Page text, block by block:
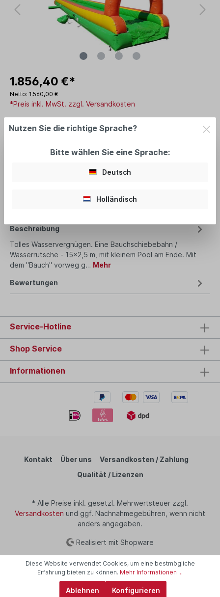
1.856,40 €*
Netto: 1.560,00 €
*Preis inkl. MwSt. zzgl. Versandkosten
In den Warenkorb
Beschreibung
Tolles Wasservergnügen. Eine Bauchschiebebahn /
Wasserrutsche - 15x2,5 m, mit kleinem Pool am Ende. Mit
dem "Bauch" vorweg g… Mehr
Bewertungen
Service-Hotline
Shop Service
Informationen
Kontakt Über uns
Versandkosten / Zahlung
Qualität / Lizenzen
* Alle Preise inkl. gesetzl. Mehrwertsteuer zzgl.
Versandkosten und ggf. Nachnahmegebühren, wenn nicht
anders angegeben.
Realisiert mit Shopware
Diese Website verwendet Cookies, um eine bestmögliche
Erfahrung bieten zu können. Mehr Informationen ...
Ablehnen Konfigurieren
Nutzen Sie die richtige Sprache?
Bitte wählen Sie eine Sprache:
Deutsch
Holländisch